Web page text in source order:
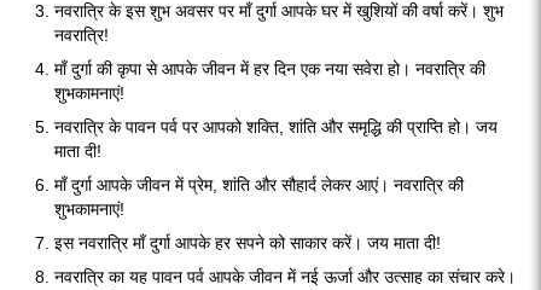
नवरात्रि के इस शुभ अवसर पर माँ दुर्गा आपके घर में खुशियों की वर्षा करें। शुभ
नवरात्रि!
माँ दुर्गा की कृपा से आपके जीवन में हर दिन एक नया सवेरा हो। नवरात्रि की
शुभकामनाएं!
नवरात्रि के पावन पर्व पर आपको शक्ति, शांति और समृद्धि की प्राप्ति हो। जय
माता दी!
माँ दुर्गा आपके जीवन में प्रेम, शांति और सौहार्द लेकर आएं। नवरात्रि की
शुभकामनाएं!
इस नवरात्रि माँ दुर्गा आपके हर सपने को साकार करें। जय माता दी!
नवरात्रि का यह पावन पर्व आपके जीवन में नई ऊर्जा और उत्साह का संचार करे।